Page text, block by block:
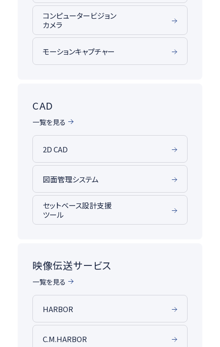
コンピュータービジョン
カメラ
モーションキャプチャー
CAD
一覧を見る
2D CAD
図面管理システム
セットベース設計支援
ツール
映像伝送サービス
一覧を見る
HARBOR
C.M.HARBOR